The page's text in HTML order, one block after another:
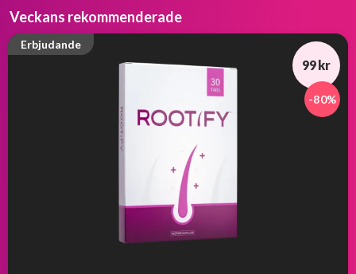
Veckans rekommenderade
-80%
Erbjudande
99 kr